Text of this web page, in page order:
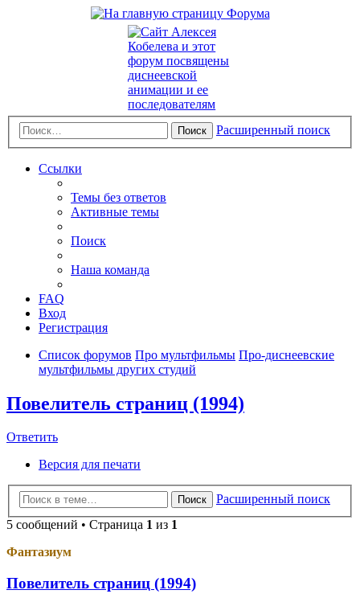
Поиск Расширенный поиск
Ссылки
Темы без ответов
Активные темы
Поиск
Наша команда
FAQ
Вход
Регистрация
Список форумов Про мультфильмы Про-диснеевские
мультфильмы других студий
Повелитель страниц (1994)
Ответить
Версия для печати
Поиск
Расширенный поиск
5 сообщений • Страница 1 из 1
Фантазиум
Повелитель страниц (1994)